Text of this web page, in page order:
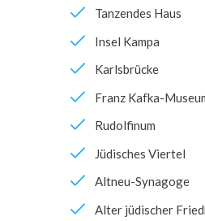
Tanzendes Haus
Insel Kampa
Karlsbrücke
Franz Kafka-
Rudolfinum
Jüdisches Viertel
Altneu-Synagoge
Alter jüdischer